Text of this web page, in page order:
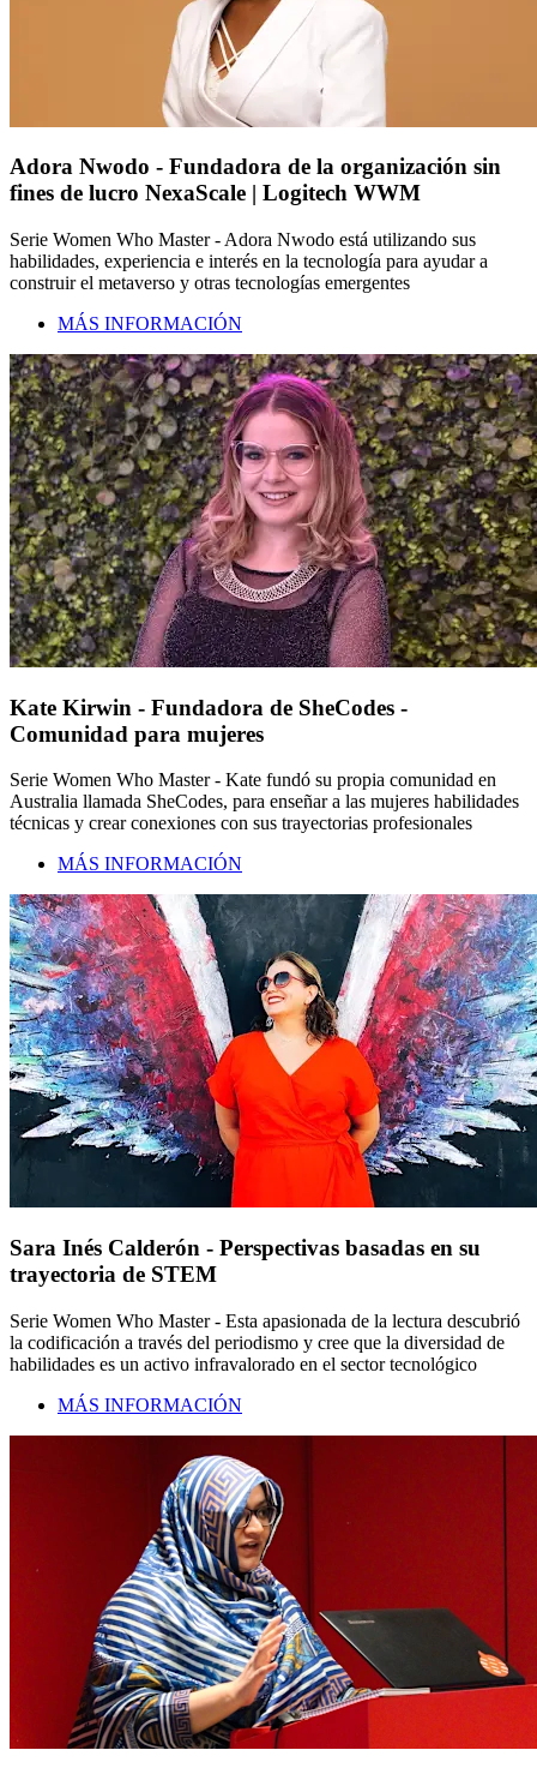
Adora Nwodo - Fundadora de la organización sin
fines de lucro NexaScale | Logitech WWM
Serie Women Who Master - Adora Nwodo está utilizando sus
habilidades, experiencia e interés en la tecnología para ayudar a
construir el metaverso y otras tecnologías emergentes
MÁS INFORMACIÓN
Kate Kirwin - Fundadora de SheCodes -
Comunidad para mujeres
Serie Women Who Master - Kate fundó su propia comunidad en
Australia llamada SheCodes, para enseñar a las mujeres habilidades
técnicas y crear conexiones con sus trayectorias profesionales
MÁS INFORMACIÓN
Sara Inés Calderón - Perspectivas basadas en su
trayectoria de STEM
Serie Women Who Master - Esta apasionada de la lectura descubrió
la codificación a través del periodismo y cree que la diversidad de
habilidades es un activo infravalorado en el sector tecnológico
MÁS INFORMACIÓN